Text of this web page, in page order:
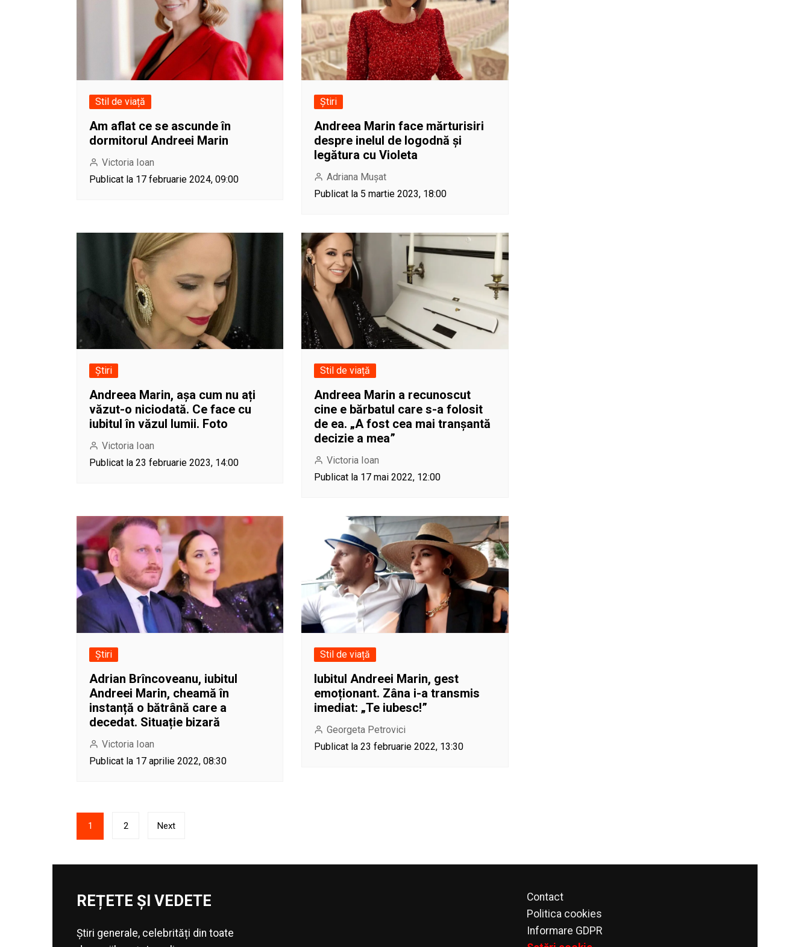
Stil de viață
Am aflat ce se ascunde în
dormitorul Andreei Marin
Victoria Ioan
Publicat la 17 februarie 2024, 09:00
Știri
Andreea Marin face mărturisiri
despre inelul de logodnă și
legătura cu Violeta
Adriana Mușat
Publicat la 5 martie 2023, 18:00
Știri
Andreea Marin, așa cum nu ați
văzut-o niciodată. Ce face cu
iubitul în văzul lumii. Foto
Victoria Ioan
Publicat la 23 februarie 2023, 14:00
Stil de viață
Andreea Marin a recunoscut
cine e bărbatul care s-a folosit
de ea. „A fost cea mai tranșantă
decizie a mea”
Victoria Ioan
Publicat la 17 mai 2022, 12:00
Știri
Adrian Brîncoveanu, iubitul
Andreei Marin, cheamă în
instanță o bătrână care a
decedat. Situație bizară
Victoria Ioan
Publicat la 17 aprilie 2022, 08:30
Stil de viață
Iubitul Andreei Marin, gest
emoționant. Zâna i-a transmis
imediat: „Te iubesc!”
Georgeta Petrovici
Publicat la 23 februarie 2022, 13:30
Paginație
articole
1 2 Next
REȚETE ȘI VEDETE
Știri generale, celebrități din toate
Contact
Politica cookies
Informare GDPR